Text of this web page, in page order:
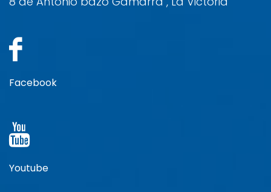
Facebook
Youtube